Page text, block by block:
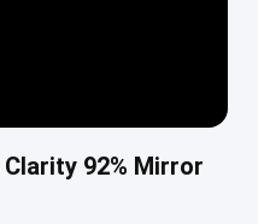
92% Mirror